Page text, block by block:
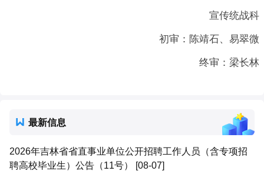
宣传统战科
初审：陈靖石、易翠微
终审：梁长林
最新信息
2026年吉林省省直事业单位公开招聘工作人员（含专项招
聘高校毕业生）公告（11号） [08-07]